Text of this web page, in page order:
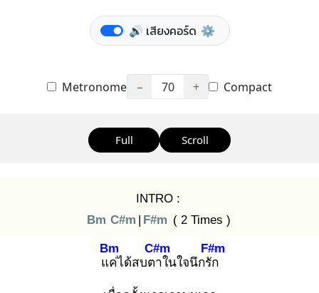
🔊 เสียงคอร์ด ⚙️
Metronome − 70 + Compact
Full Scroll
INTRO :
Bm C#m | F#m ( 2 Times )
แค่
Bm
ได้สบตา
C#m
ในใจนึกรัก
F#m